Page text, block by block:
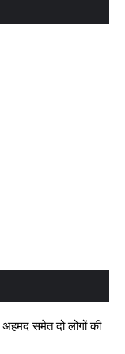
समेत दो लोगों की